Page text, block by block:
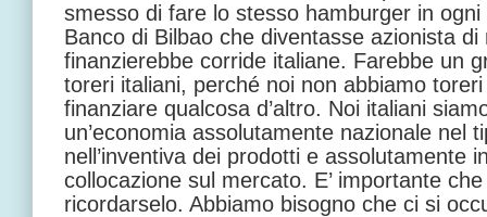
smesso di fare lo stesso hamburger in
Banco di Bilbao che diventasse azionista
finanzierebbe corride italiane. Farebbe un
toreri italiani, perché noi non abbiamo
finanziare qualcosa d’altro. Noi italiani
un’economia assolutamente nazionale nel
nell’inventiva dei prodotti e assolutamente
collocazione sul mercato. E’ importante
ricordarselo. Abbiamo bisogno che ci si